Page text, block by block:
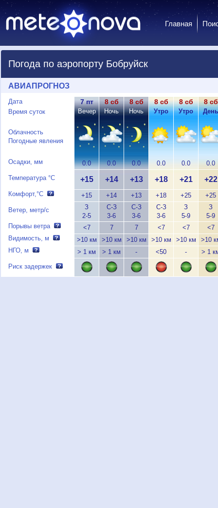
Главная
Погода по аэропорту Бобруйск
АВИАПРОГНОЗ
Дата
Время суток
Облачность
Погодные явления
Осадки, мм
Температура °C
Комфорт,°C
Ветер, метр/с
Порывы ветра
Видимость, м
НГО, м
Риск задержек
7 пт
Вечер
0.0
+15
+15
З
2-5
<7
>10 км
> 1 км
8 сб
Ночь
0.0
+14
+14
С-З
3-6
7
>10 км
> 1 км
8 сб
Ночь
0.0
+13
+13
С-З
3-6
7
>10 км
-
8 сб
Утро
0.0
+18
+18
С-З
3-6
<7
>10 км
<50
8 сб
Утро
0.0
+21
+25
З
5-9
<7
>10 км
-
8 сб
День
0.0
+22
+25
З
5-9
<7
>10
> 1